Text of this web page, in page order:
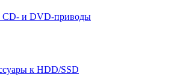
CD- и DVD-приводы
к HDD/SSD